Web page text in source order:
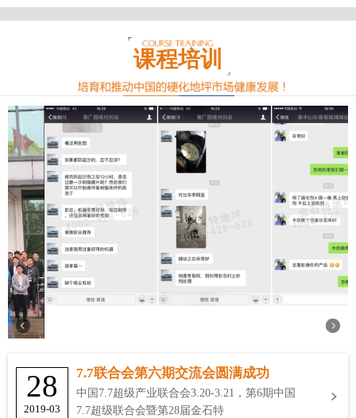
课程培训
28
2019-03
7.7联合会第六期交流会圆满成功
中国7.7超级产业联合会3.20-3.21，第6期中国
7.7超级联合会暨第28届金石特